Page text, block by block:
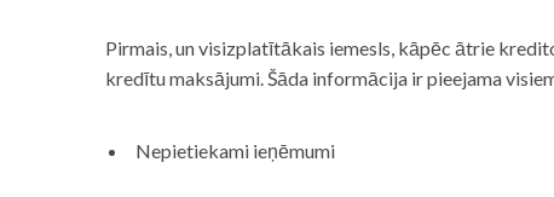
Pirmais, un visizplatītākais iemesls, kāpēc ātrie
kredītu maksājumi. Šāda informācija ir pieejama
Nepietiekami ieņēmumi